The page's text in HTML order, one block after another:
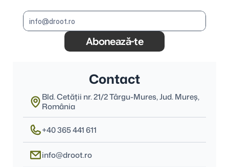
Abonează-te
Contact
Bld. Cetății nr. 21/2 Târgu-Mures, Jud. Mureş,
România
+40 365 441 611
info@droot.ro